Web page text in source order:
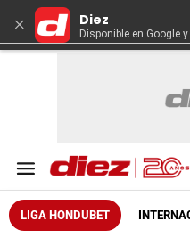
× Diez
Disponible en Google y
LIGA HONDUBET